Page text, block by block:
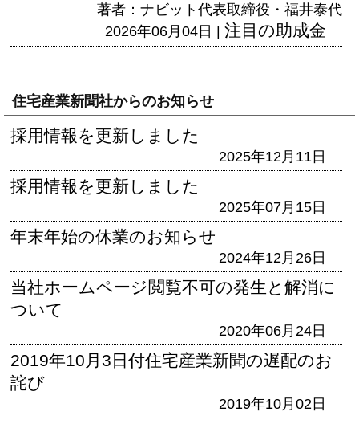
著者：ナビット代表取締役・福井泰代
2026年06月04日 | 注目の助成金
住宅産業新聞社からのお知らせ
採用情報を更新しました
2025年12月11日
採用情報を更新しました
2025年07月15日
年末年始の休業のお知らせ
2024年12月26日
当社ホームページ閲覧不可の発生と解消に
ついて
2020年06月24日
2019年10月3日付住宅産業新聞の遅配のお
詫び
2019年10月02日